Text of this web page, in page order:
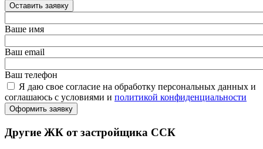
Оставить заявку
Ваше имя
Ваш email
Ваш телефон
Я даю свое согласие на обработку персональных данных и
соглашаюсь с условиями и политикой конфиденциальности
Оформить заявку
Другие ЖК от застройщика ССК